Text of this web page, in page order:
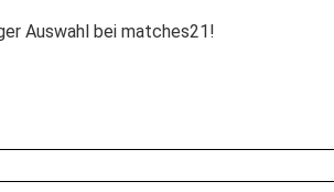
Auswahl bei matches21!